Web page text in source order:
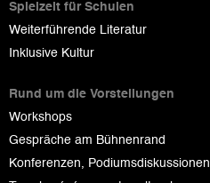
Spielzeit für Schulen
Weiterführende Literatur
Inklusive Kultur
Rund um die Vorstellungen
Workshops
Gespräche am Bühnenrand
Konferenzen, Podiumsdiskussionen